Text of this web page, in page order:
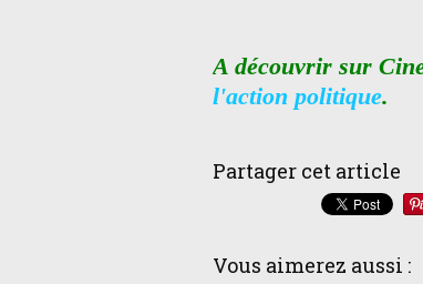
A découvrir sur
l'action politique.
Partager cet article
Vous aimerez aussi :